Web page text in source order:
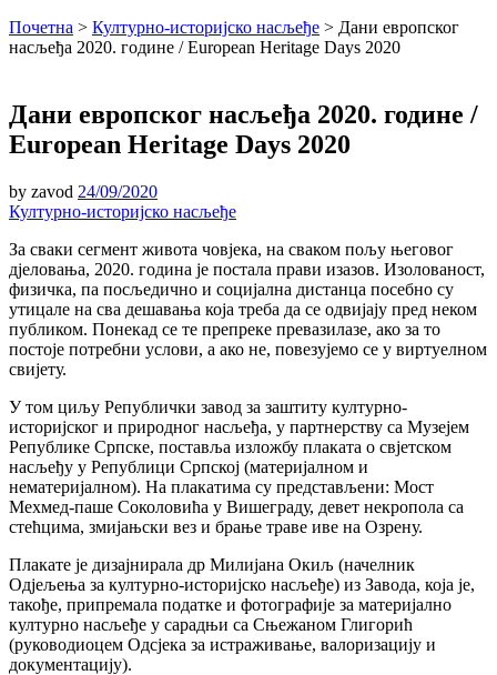
Почетна > Културно-историјско насљеђе > Дани европског
насљеђа 2020. године / European Heritage Days 2020
Дани европског насљеђа 2020. године /
European Heritage Days 2020
by zavod 24/09/2020
Културно-историјско насљеђе
За сваки сегмент живота човјека, на сваком пољу његовог
дјеловања, 2020. година је постала прави изазов. Изолованост,
физичка, па посљедично и социјална дистанца посебно су
утицале на сва дешавања која треба да се одвијају пред неком
публиком. Понекад се те препреке превазилазе, ако за то
постоје потребни услови, а ако не, повезујемо се у виртуелном
свијету.
У том циљу Републички завод за заштиту културно-
историјског и природног насљеђа, у партнерству са Музејем
Републике Српске, поставља изложбу плаката о свјетском
насљеђу у Републици Српској (материјалном и
нематеријалном). На плакатима су представљени: Мост
Мехмед-паше Соколовића у Вишеграду, девет некропола са
стећцима, змијањски вез и брање траве иве на Озрену.
Плакате је дизајнирала др Милијана Окиљ (начелник
Одјељења за културно-историјско насљеђе) из Завода, која је,
такође, припремала податке и фотографије за материјално
културно насљеђе у сарадњи са Сњежаном Глигорић
(руководиоцем Одсјека за истраживање, валоризацију и
документацију).